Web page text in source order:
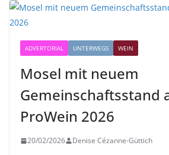
ADVERTORIAL UNTERWEGS WEIN
Mosel mit neuem
Gemeinschaftsstand
ProWein 2026
20/02/2026 Denise Cézanne-Güttich